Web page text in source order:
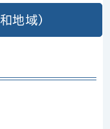
地域）